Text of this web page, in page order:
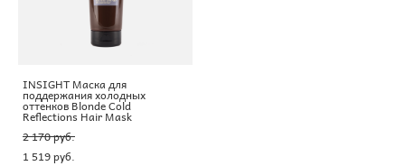
INSIGHT Маска для
поддержания холодных
оттенков Blonde Cold
Reflections Hair Mask
2 170 pуб.
1 519 pуб.